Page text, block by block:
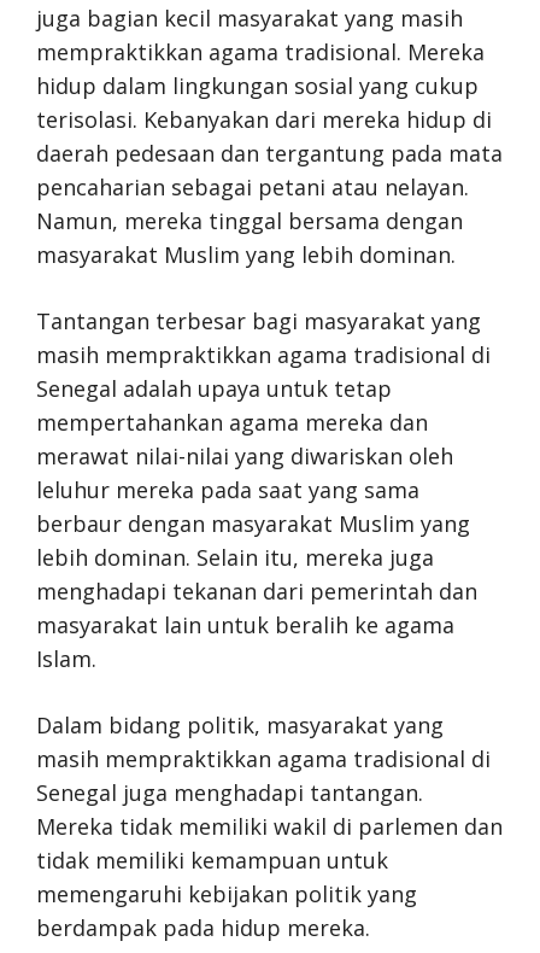
juga bagian kecil masyarakat yang masih
mempraktikkan agama tradisional. Mereka
hidup dalam lingkungan sosial yang cukup
terisolasi. Kebanyakan dari mereka hidup di
daerah pedesaan dan tergantung pada mata
pencaharian sebagai petani atau nelayan.
Namun, mereka tinggal bersama dengan
masyarakat Muslim yang lebih dominan.
Tantangan terbesar bagi masyarakat yang
masih mempraktikkan agama tradisional di
Senegal adalah upaya untuk tetap
mempertahankan agama mereka dan
merawat nilai-nilai yang diwariskan oleh
leluhur mereka pada saat yang sama
berbaur dengan masyarakat Muslim yang
lebih dominan. Selain itu, mereka juga
menghadapi tekanan dari pemerintah dan
masyarakat lain untuk beralih ke agama
Islam.
Dalam bidang politik, masyarakat yang
masih mempraktikkan agama tradisional di
Senegal juga menghadapi tantangan.
Mereka tidak memiliki wakil di parlemen dan
tidak memiliki kemampuan untuk
memengaruhi kebijakan politik yang
berdampak pada hidup mereka.